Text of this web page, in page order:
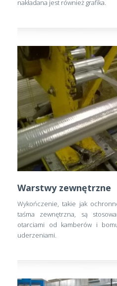
nakładana jest również grafika.
Warstwy zewnętrzne
Wykończenie, takie jak
taśma zewnętrzna, są
otarciami od kamberów i
uderzeniami.